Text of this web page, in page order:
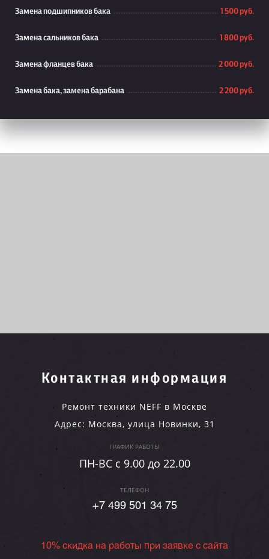
Замена подшипников бака 1 500 руб.
Замена сальников бака 1 800 руб.
Замена фланцев бака 2 000 руб.
Замена бака, замена барабана 2 200 руб.
Контактная информация
Ремонт техники NEFF в Москве
Адрес: Москва, улица Новинки, 31
ГРАФИК РАБОТЫ
ПН-ВC c 9.00 до 22.00
ТЕЛЕФОН
+7 499 501 34 75
10% скидка на работы при заявке с сайта